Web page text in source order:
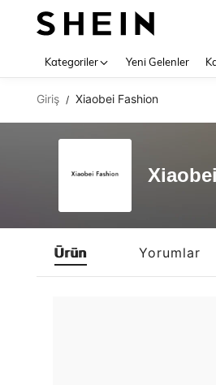
Kategoriler Yeni Gelenler
Giriş / Xiaobei Fashion
Ürün Yorumlar